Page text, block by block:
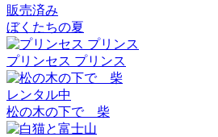
販売済み
ぼくたちの夏
プリンセス プリンス
レンタル中
松の木の下で 柴